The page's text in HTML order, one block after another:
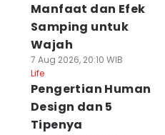
Manfaat dan Efek
Samping untuk
Wajah
7 Aug 2026, 20:10 WIB
Life
Pengertian Human
Design dan 5
Tipenya